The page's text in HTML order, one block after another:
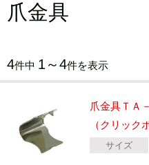
爪金具
4件中 1～4件を表示
爪金具Ｔ
（クリック
サイズ